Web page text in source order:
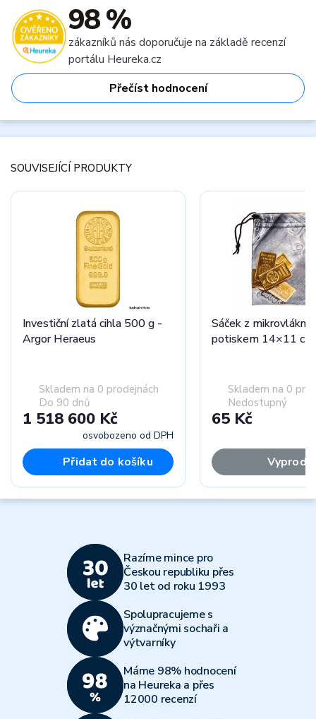
98 %
zákazníků nás doporučuje na základě recenzí
portálu Heureka.cz
Přečíst hodnocení
SOUVISEJÍCÍ PRODUKTY
Investiční zlatá cihla 500 g -
Argor Heraeus
Skladem na 0 prodejnách
Do 90 dnů
1 518 600 Kč
osvobozeno od DPH
Přidat do košíku
Sáček z mikrovlákna
potiskem 14×11 cm
Skladem na 0
Nedostupný
65 Kč
Razíme mince pro
Českou republiku přes
30 let od roku 1993
Spolupracujeme s
význačnými sochaři a
výtvarníky
Máme 98% hodnocení
na Heureka a přes
12000 recenzí